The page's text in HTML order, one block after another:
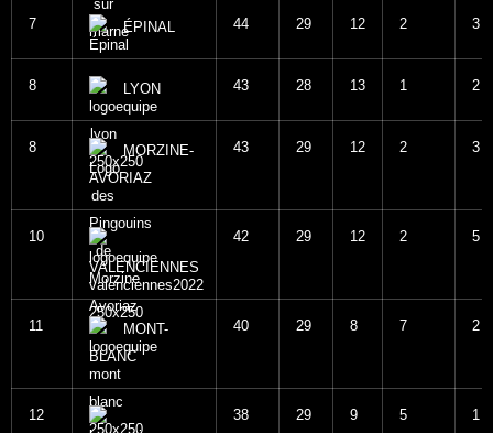
7 ÉPINAL 44 29 12 2 3
8 LYON 43 28 13 1 2
8
MORZINE-
AVORIAZ
43 29 12 2 3
10
VALENCIENNES
42 29 12 2 5
11
MONT-
BLANC
40 29 8 7 2
12 38 29 9 5 1